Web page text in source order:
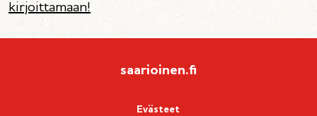
kirjoittamaan!
saarioinen.fi
Evästeet